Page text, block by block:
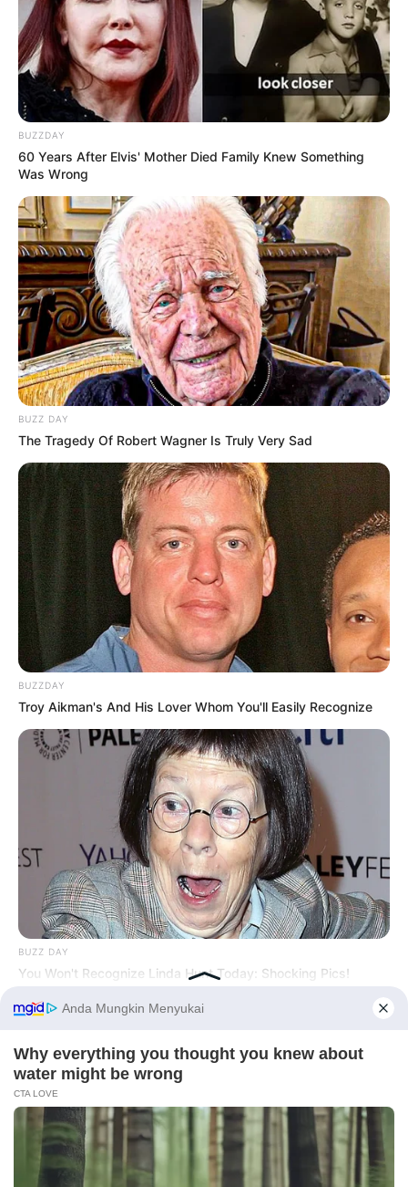
8 Kata Lucu Seputar Malam
Minggu ala Jomblo yang Bikin
Ngenes
10 Desain Kanopi Tempat
Tidur, Serasa Beristirahat di
Kamar Raja
Tampil Lebih Modern, 7 Potret
Hasil Renovasi Rumah Berusia
90 Tahun
PRIVACY POLICY DISCLAIMER HUBUNGI KAMI IKLAN
BUZZDAY
60 Years After Elvis' Mother Died Family Knew Something
Was Wrong
BUZZ DAY
The Tragedy Of Robert Wagner Is Truly Very Sad
BUZZDAY
Troy Aikman's And His Lover Whom You'll Easily Recognize
BUZZ DAY
You Won't Recognize Linda Hunt Today: Shocking Pics!
Before You Go